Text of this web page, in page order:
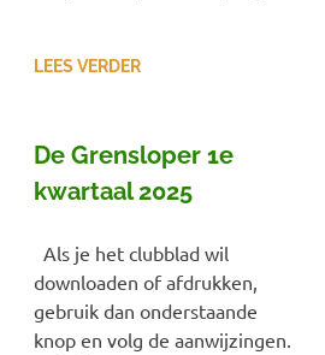
LEES VERDER
De Grensloper 1e
kwartaal 2025
Als je het clubblad wil
downloaden of afdrukken,
gebruik dan onderstaande
knop en volg de aanwijzingen.